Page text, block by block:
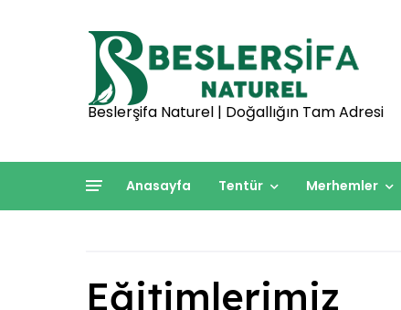
Beslerşifa Naturel | Doğallığın Tam Adresi
Anasayfa Tentür Merhemler
Eğitimlerimiz